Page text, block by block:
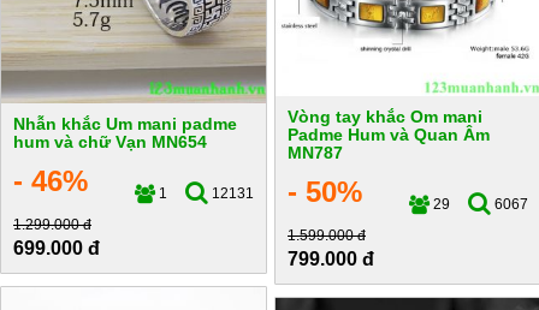
Vòng tay khắc Om mani
Padme Hum và Quan Âm
MN787
- 50% 29
6067
1.599.000 đ
799.000 đ
Nhẫn khắc Um mani padme
hum và chữ Vạn MN654
- 46% 1
12131
1.299.000 đ
699.000 đ